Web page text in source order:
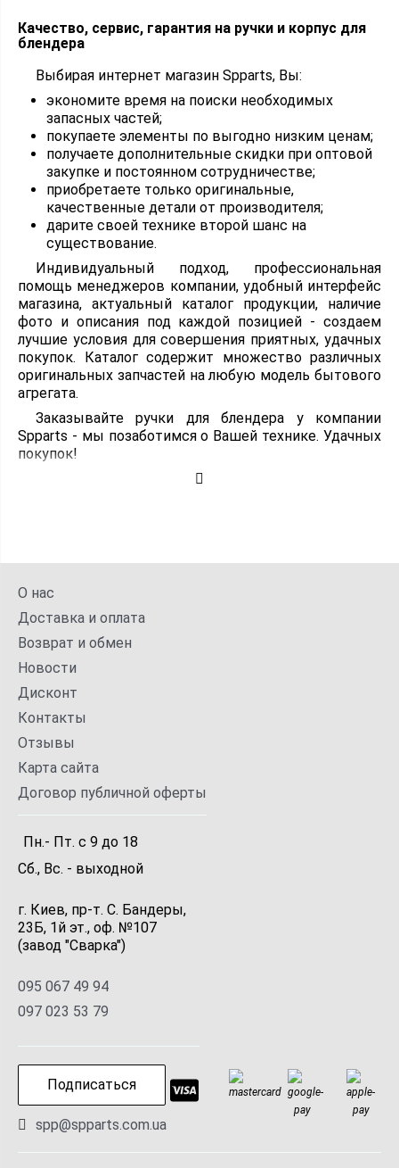
Качество, сервис, гарантия на ручки и корпус для
блендера
Выбирая интернет магазин Spparts, Вы:
экономите время на поиски необходимых
запасных частей;
покупаете элементы по выгодно низким ценам;
получаете дополнительные скидки при оптовой
закупке и постоянном сотрудничестве;
приобретаете только оригинальные,
качественные детали от производителя;
дарите своей технике второй шанс на
существование.
Индивидуальный подход, профессиональная
помощь менеджеров компании, удобный интерфейс
магазина, актуальный каталог продукции, наличие
фото и описания под каждой позицией - создаем
лучшие условия для совершения приятных, удачных
покупок. Каталог содержит множество различных
оригинальных запчастей на любую модель бытового
агрегата.
Заказывайте ручки для блендера у компании
Spparts - мы позаботимся о Вашей технике. Удачных
покупок!
О нас
Доставка и оплата
Возврат и обмен
Новости
Дисконт
Контакты
Отзывы
Карта сайта
Договор публичной оферты
Пн.- Пт. с 9 до 18
Сб., Вс. - выходной
г. Киев, пр-т. С. Бандеры,
23Б, 1й эт., оф. №107
(завод "Сварка")
095 067 49 94
097 023 53 79
Подписаться
spp@spparts.com.ua